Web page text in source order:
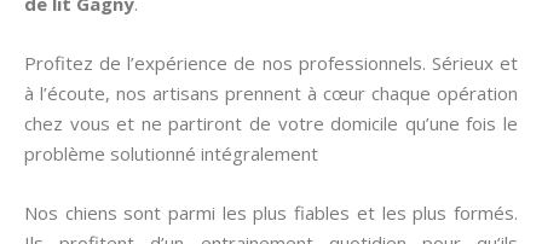
Profitez de l’expérience de nos professionnels. Sérieux et
à l’écoute, nos artisans prennent à cœur chaque opération
chez vous et ne partiront de votre domicile qu’une fois le
problème solutionné intégralement
Nos chiens sont parmi les plus fiables et les plus formés.